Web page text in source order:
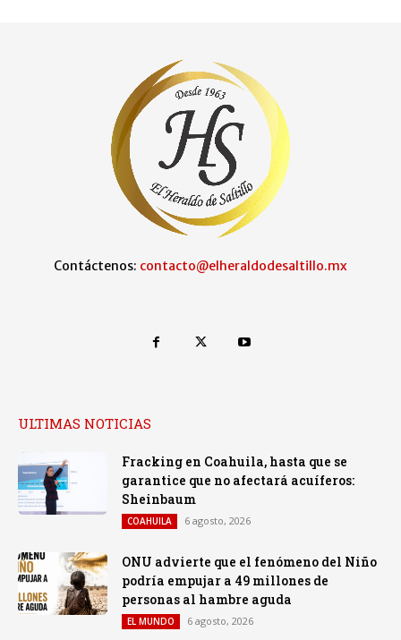
Contáctenos: contacto@elheraldodesaltillo.mx
ULTIMAS NOTICIAS
Fracking en Coahuila, hasta que se
garantice que no afectará acuíferos:
Sheinbaum
COAHUILA 6 agosto, 2026
ONU advierte que el fenómeno del Niño
podría empujar a 49 millones de
personas al hambre aguda
EL MUNDO 6 agosto, 2026